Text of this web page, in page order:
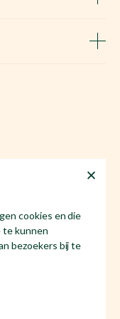
cookies en die
te kunnen
bezoekers bij te